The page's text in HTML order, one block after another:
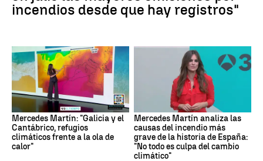
incendios desde que hay registros"
Mercedes Martín: "Galicia y el
Cantábrico, refugios
climáticos frente a la ola de
calor"
Mercedes Martín analiza las
causas del incendio más
grave de la historia de España:
"No todo es culpa del cambio
climático"